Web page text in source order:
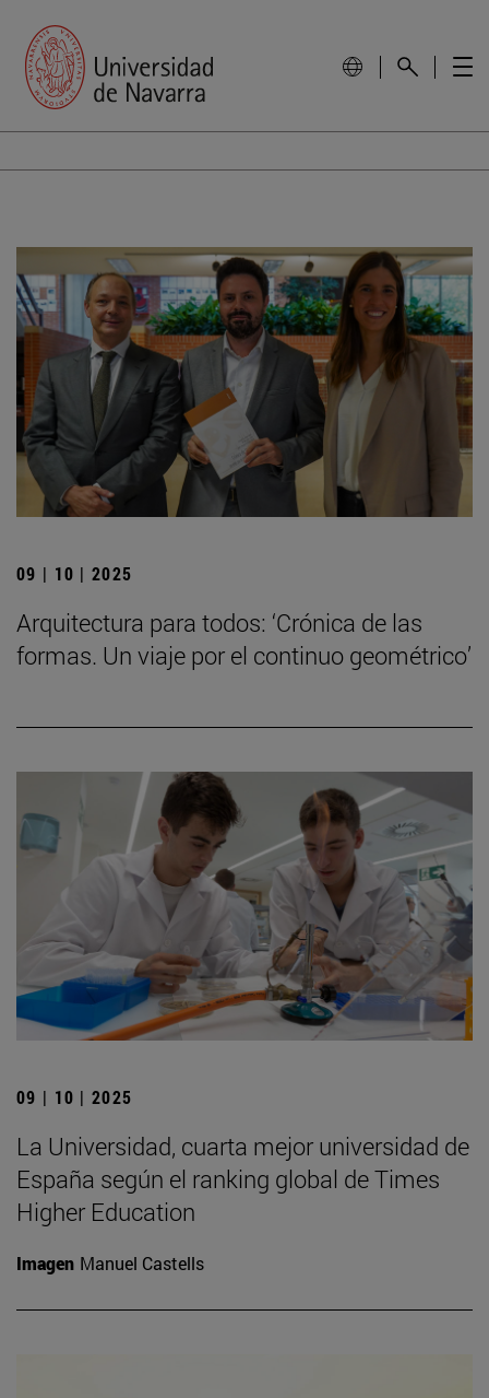
09 | 10 | 2025
Arquitectura para todos: ‘Crónica de las
formas. Un viaje por el continuo geométrico’
09 | 10 | 2025
La Universidad, cuarta mejor universidad de
España según el ranking global de Times
Higher Education
Imagen Manuel Castells